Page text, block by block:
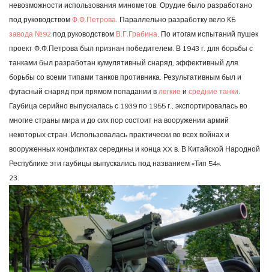
невозможности использования минометов. Орудие было разработано
под руководством Ф.Ф.Петрова. Параллельно разработку вело КБ
завода №92 под руководством В.Г.Грабина. По итогам испытаний пушек
проект Ф.Ф.Петрова был признан победителем. В 1943 г. для борьбы с
танками был разработан кумулятивный снаряд, эффективный для
борьбы со всеми типами танков противника. Результативным был и
фугасный снаряд при прямом попадании в легкие и средние танки.
Гаубица серийно выпускалась с 1939 по 1955 г., экспортировалась во
многие страны мира и до сих пор состоит на вооружении армий
некоторых стран. Использовалась практически во всех войнах и
вооруженных конфликтах середины и конца XX в. В Китайской Народной
Республике эти гаубицы выпускались под названием «Тип 54».
23.